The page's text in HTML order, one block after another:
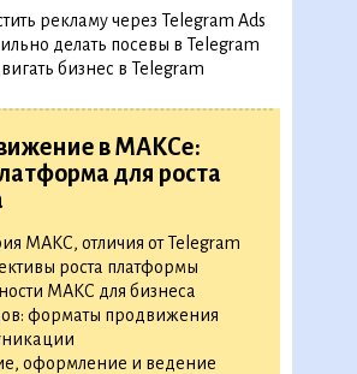
рекламу через Telegram Ads
делать посевы в Telegram
бизнес в Telegram
в МАКСе:
для роста
МАКС, отличия от Telegram
роста платформы
МАКС для бизнеса
форматы продвижения
оформление и ведение
с книгами и статьями
план обучения
время на обучение
в маркетинг
и задачи у интернет-
каналы продвижения
маркетинге
в интернет-маркетинге